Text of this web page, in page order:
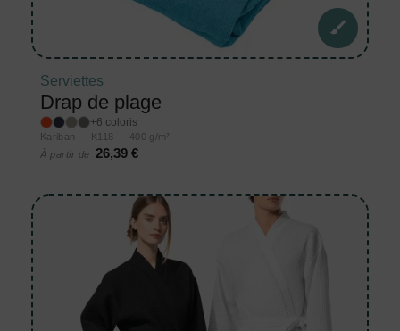
Serviettes
Drap de plage
+6 coloris
Kariban — K118 — 400 g/m²
À partir de
26,39 €